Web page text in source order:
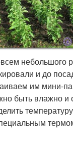
небольшого
и до
им мини-
быть влажно и